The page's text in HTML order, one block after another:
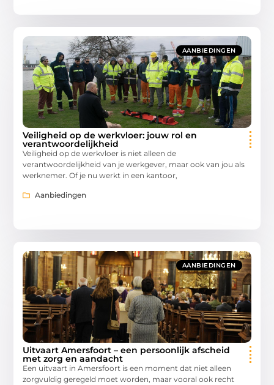
AANBIEDINGEN
Veiligheid op de werkvloer: jouw rol en
verantwoordelijkheid
Veiligheid op de werkvloer is niet alleen de
verantwoordelijkheid van je werkgever, maar ook van jou als
werknemer. Of je nu werkt in een kantoor,
Aanbiedingen
AANBIEDINGEN
Uitvaart Amersfoort – een persoonlijk afscheid
met zorg en aandacht
Een uitvaart in Amersfoort is een moment dat niet alleen
zorgvuldig geregeld moet worden, maar vooral ook recht